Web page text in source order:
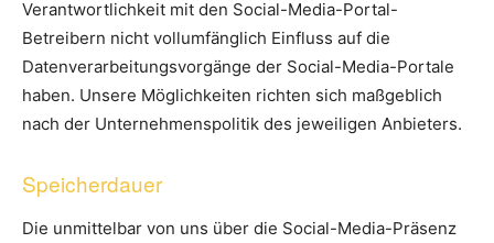
Verantwortlichkeit mit den Social-Media-Portal-
Betreibern nicht vollumfänglich Einfluss auf die
Datenverarbeitungsvorgänge der Social-Media-Portale
haben. Unsere Möglichkeiten richten sich maßgeblich
nach der Unternehmenspolitik des jeweiligen Anbieters.
Speicherdauer
Die unmittelbar von uns über die Social-Media-Präsenz